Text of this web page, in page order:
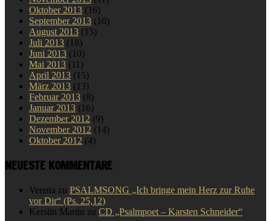
Oktober 2013 (16)
September 2013 (10)
August 2013 (15)
Juli 2013 (18)
Juni 2013 (10)
Mai 2013 (11)
April 2013 (15)
März 2013 (13)
Februar 2013 (8)
Januar 2013 (16)
Dezember 2012 (9)
November 2012 (14)
Oktober 2012 (4)
NEUESTE KOMMENTARE
Verena zu PSALMSONG „Ich bringe mein Herz zur Ruhe
vor Dir“ (Ps. 25,12)
Kerstin Martin zu CD „Psalmpoet – Karsten Schneider“